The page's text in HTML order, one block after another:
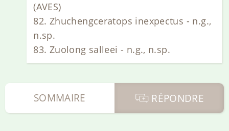
(AVES)
82. Zhuchengceratops inexpectus - n.g.,
n.sp.
83. Zuolong salleei - n.g., n.sp.
RÉPONDRE
SOMMAIRE